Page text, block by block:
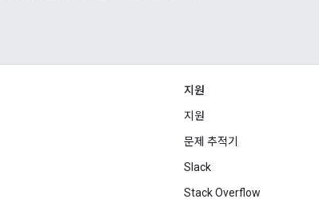
지원
지원
문제 추적기
Slack
Stack Overflow